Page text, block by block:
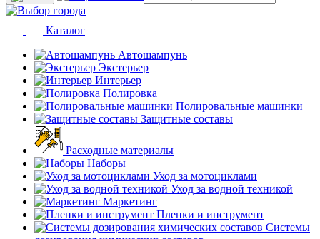
Каталог
Автошампунь
Экстерьер
Интерьер
Полировка
Полировальные машинки
Защитные составы
Расходные материалы
Наборы
Уход за мотоциклами
Уход за водной техникой
Маркетинг
Пленки и инструмент
Системы